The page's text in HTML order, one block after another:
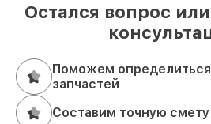
Остался вопрос
Поможем
запчастей
Составим точную смету